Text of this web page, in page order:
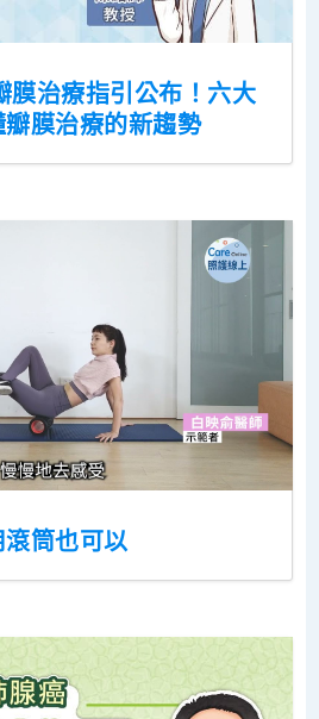
膜治療指引公布！六大
膜治療的新趨勢
筒也可以